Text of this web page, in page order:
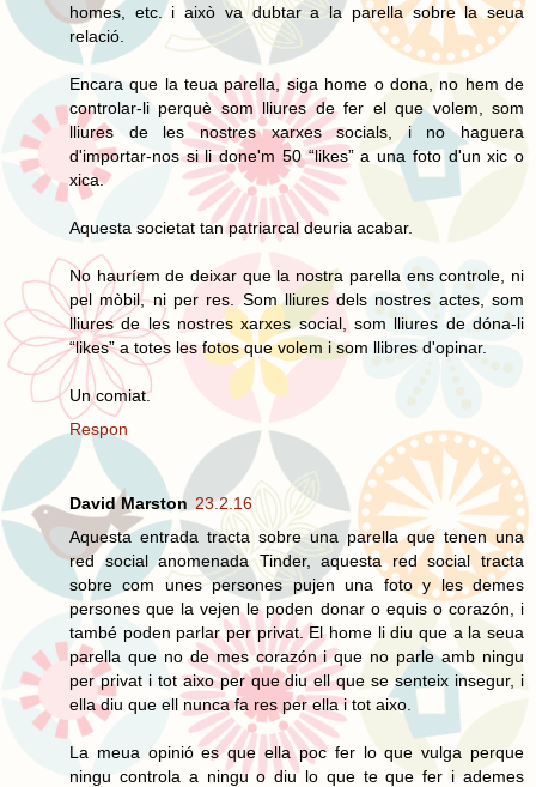
homes, etc. i això va dubtar a la parella sobre la seua
relació.
Encara que la teua parella, siga home o dona, no hem de
controlar-li perquè som lliures de fer el que volem, som
lliures de les nostres xarxes socials, i no haguera
d'importar-nos si li done'm 50 “likes” a una foto d'un xic o
xica.
Aquesta societat tan patriarcal deuria acabar.
No hauríem de deixar que la nostra parella ens controle, ni
pel mòbil, ni per res. Som lliures dels nostres actes, som
lliures de les nostres xarxes social, som lliures de dóna-li
“likes” a totes les fotos que volem i som llibres d'opinar.
Un comiat.
Respon
David Marston 23.2.16
Aquesta entrada tracta sobre una parella que tenen una
red social anomenada Tinder, aquesta red social tracta
sobre com unes persones pujen una foto y les demes
persones que la vejen le poden donar o equis o corazón, i
també poden parlar per privat. El home li diu que a la seua
parella que no de mes corazón i que no parle amb ningu
per privat i tot aixo per que diu ell que se senteix insegur, i
ella diu que ell nunca fa res per ella i tot aixo.
La meua opinió es que ella poc fer lo que vulga perque
ningu controla a ningu o diu lo que te que fer i ademes